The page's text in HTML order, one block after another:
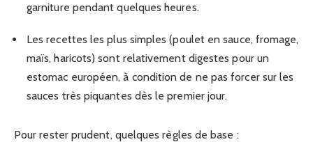
garniture pendant quelques heures.
Les recettes les plus simples (poulet en sauce, fromage,
maïs, haricots) sont relativement digestes pour un
estomac européen, à condition de ne pas forcer sur les
sauces très piquantes dès le premier jour.
Pour rester prudent, quelques règles de base :